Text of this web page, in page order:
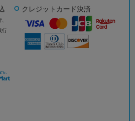
行
クレジットカード決済